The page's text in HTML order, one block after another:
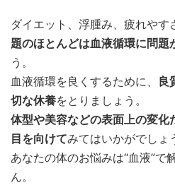
ダイエット、浮腫み、疲れやす
題のほとんどは血液循環に問題
う。
血液循環を良くするために、 良
切な休養をとりましょう。
体型や美容などの表面上の変化
目を向けてみてはいかがでしょ
あなたの体のお悩みは“血液”で
ん。